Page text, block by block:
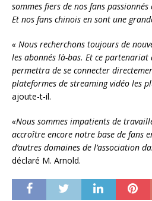
sommes fiers de nos fans
Et nos fans chinois en sont une
« Nous recherchons toujours de
les abonnés là-bas. Et ce partenariat
permettra de se connecter
plateformes de streaming vidéo les
ajoute-t-il.
«Nous sommes impatients de
accroître encore notre base de fans
d’autres domaines de l’association
déclaré M. Arnold.